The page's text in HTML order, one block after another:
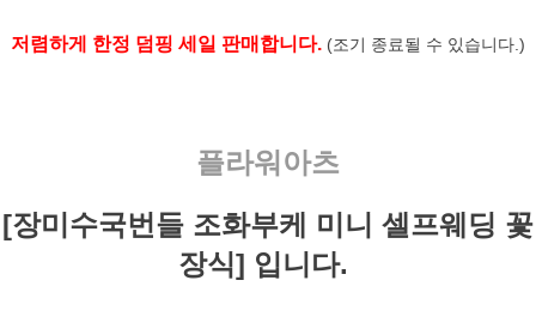
저렴하게 한정 덤핑 세일 판매합니다. (조기 종료될 수 있습니다.)
플라워아츠
[장미수국번들 조화부케 미니 셀프웨딩 꽃
장식] 입니다.